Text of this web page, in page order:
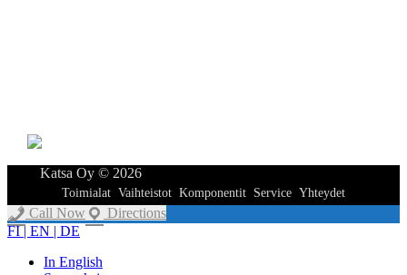
Katsa Oy © 2026
Toimialat Vaihteistot Komponentit Service Yhteydet
Call Now
Directions
FI | EN | DE
In English